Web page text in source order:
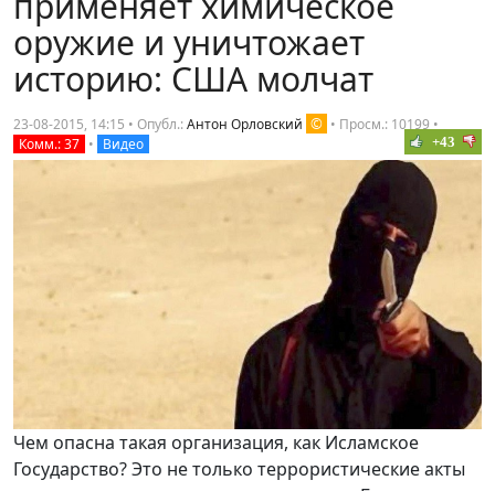
оружие и уничтожает
историю: США молчат
23-08-2015, 14:15 • Опубл.:Антон Орловский © • Просм.: 10199 •
Комм.: 37 • Видео +43
Чем опасна такая организация, как Исламское
Государство? Это не только террористические акты